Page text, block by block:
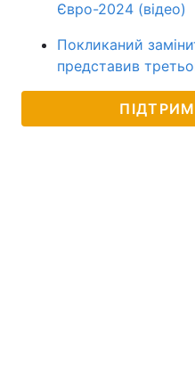
Євро-2024 (відео)
Покликаний
представив